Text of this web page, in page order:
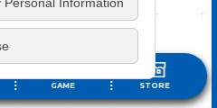
使われている魔鋼にヴェルドラの
鋼 の一種。GAME STORE